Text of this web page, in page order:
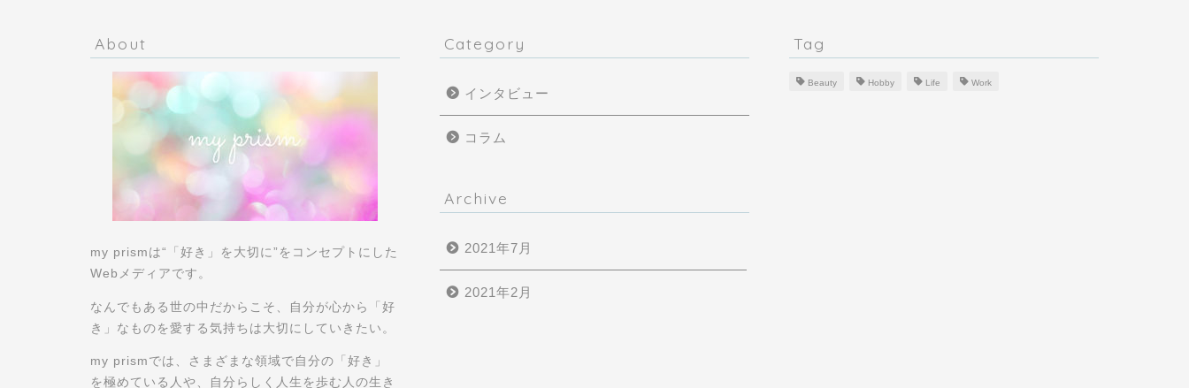
About
my prismは“「好き」を大切に”をコンセプトにした
Webメディアです。
なんでもある世の中だからこそ、自分が心から「好
き」なものを愛する気持ちは大切にしていきたい。
my prismでは、さまざまな領域で自分の「好き」
を極めている人や、自分らしく人生を歩む人の生き
Category
インタビュー
コラム
Archive
2021年7月
2021年2月
Tag
Beauty Hobby Life Work